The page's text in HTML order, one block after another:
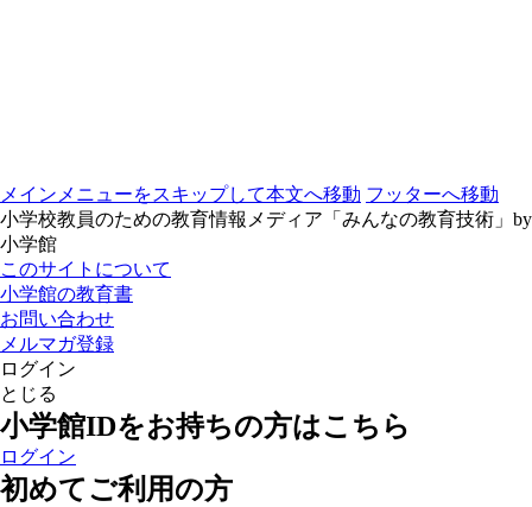
メインメニューをスキップして本文へ移動 フッターへ移動
小学校教員のための教育情報メディア「みんなの教育技術」by
小学館
このサイトについて
小学館の教育書
お問い合わせ
メルマガ登録
ログイン
とじる
小学館IDをお持ちの方はこちら
ログイン
初めてご利用の方